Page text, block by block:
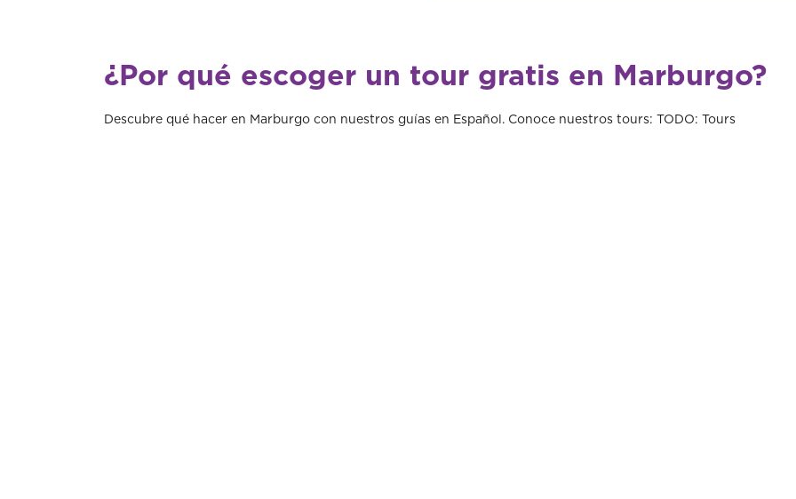
¿Por qué escoger un tour gratis en Marburgo?
Descubre qué hacer en Marburgo con nuestros guías en Español. Conoce nuestros tours: TODO: Tours